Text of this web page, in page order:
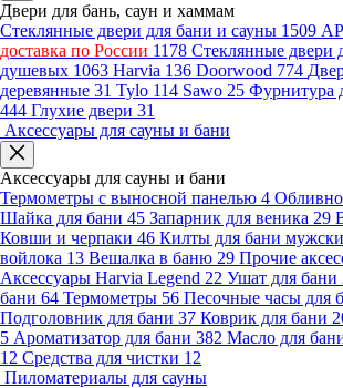
Двери для бань, саун и хаммам
Стеклянные двери для бани и сауны 1509
доставка по России 1178 Стеклянные двери
душевых 1063 Harvia 136 Doorwood 774
деревянные 31 Tylo 114 Sawo 25 Фурнитура
444 Глухие двери 31
Аксессуары для сауны и бани
Аксессуары для сауны и бани
Термометры с выносной панелью 4
Шайка для бани 45 Запарник для веника 29
Ковши и черпаки 46 Килты для бани
войлока 13 Вешалка в баню 29 Прочие
Аксессуары Harvia Legend 22 Ушат для бани
бани 64 Термометры 56 Песочные часы для
Подголовник для бани 37 Коврик для бани
5 Ароматизатор для бани 382 Масло для
12 Средства для чистки 12
Пиломатериалы для сауны